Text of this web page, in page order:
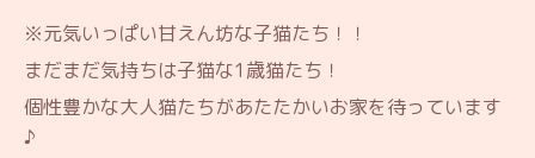
※元気いっぱい甘えん坊な子猫たち！！
まだまだ気持ちは子猫な1歳猫たち！
個性豊かな大人猫たちがあたたかいお家を待っています
♪